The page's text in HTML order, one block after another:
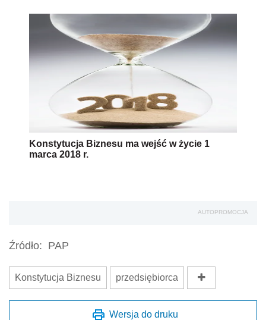
Konstytucja Biznesu ma wejść w życie 1
marca 2018 r.
AUTOPROMOCJA
Źródło: PAP
Konstytucja Biznesu przedsiębiorca
Wersja do druku